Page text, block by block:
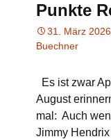
Punkte
31. März 2026
Buechner
Es ist zwar
August
mal: Auch
Jimmy